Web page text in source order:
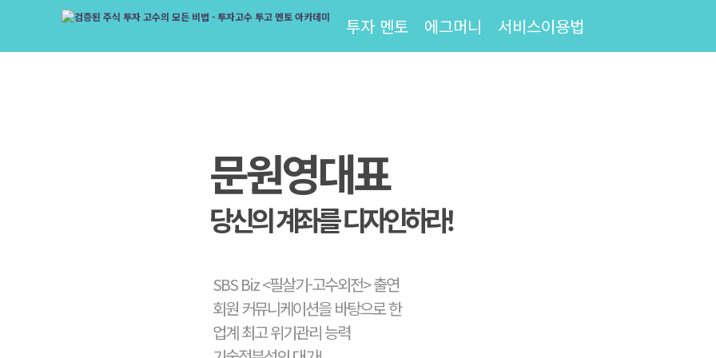
투자 멘토 에그머니 서비스이용법
문원영대표
당신의 계좌를 디자인하라!
SBS Biz <필살기-고수외전> 출연
회원 커뮤니케이션을 바탕으로 한
업계 최고 위기관리 능력